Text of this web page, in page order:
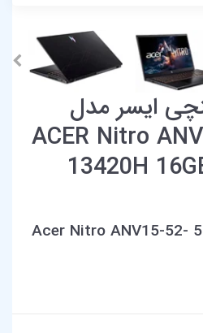
15.6 اینچی ایسر مدل
ACER Nitro
13420H
Acer Nitro ANV15-52-